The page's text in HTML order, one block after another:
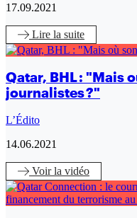
17.09.2021
Lire la suite
Qatar, BHL : "Mais
journalistes ?"
L’Édito
14.06.2021
Voirla vidéo